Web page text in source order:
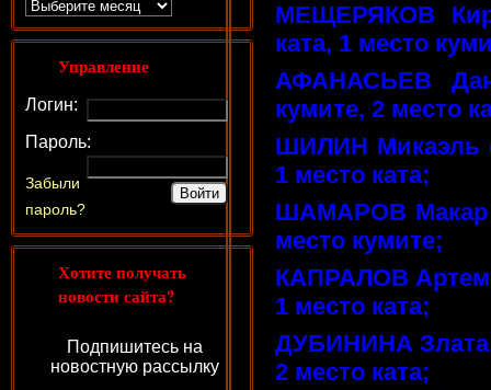
МЕЩЕРЯКОВ
ката, 1 место
АФАНАСЬЕВ
кумите, 2 место
ШИЛИН Микаэль
1 место ката;
ШАМАРОВ Макар
место кумите;
КАПРАЛОВ Артем
1 место ката;
ДУБИНИНА Злата
2 место ката;
Управление
Логин:
Пароль:
Забыли
пароль?
Хотите получать
новости сайта?
Подпишитесь на
новостную рассылку